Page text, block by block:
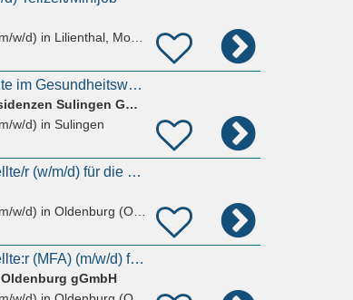
w/d) in Lilienthal, Mooringen
Medizinische Fachangestellte im Gesundheitswesen (m/w/d)
Specht & Tegeler Seniorenresidenzen Sulingen GmbH
w/d) in Sulingen
Medizinische/r Fachangestellte/r (w/m/d) für die Gynäkologie
w/d) in Oldenburg (Oldb)
Medizinische:r Fachangestellte:r (MFA) (m/w/d) für die HNO-Hochschulambulanz
gGmbH